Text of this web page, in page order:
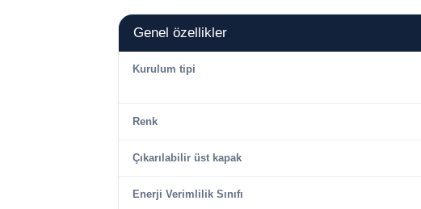
Genel özellikler
Kurulum tipi
Renk
Çıkarılabilir üst kapak
Enerji Verimlilik Sınıfı